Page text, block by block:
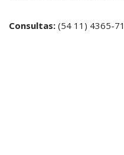
Consultas: (54 11) 4365-